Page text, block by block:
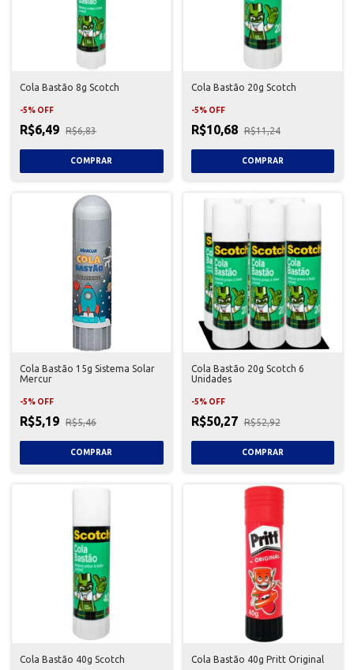
Cola Bastão 8g Scotch
-5% OFF
R$6,49 R$6,83
Cola Bastão 20g Scotch
-5% OFF
R$10,68 R$11,24
Cola Bastão 15g Sistema Solar
Mercur
-5% OFF
R$5,19 R$5,46
Cola Bastão 20g Scotch 6
Unidades
-5% OFF
R$50,27 R$52,92
Cola Bastão 40g Scotch Cola Bastão 40g Pritt Original